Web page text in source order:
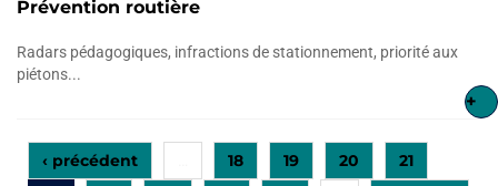
Prévention routière
Radars pédagogiques, infractions de stationnement, priorité aux
piétons...
+
‹ précédent 18 19 20 21